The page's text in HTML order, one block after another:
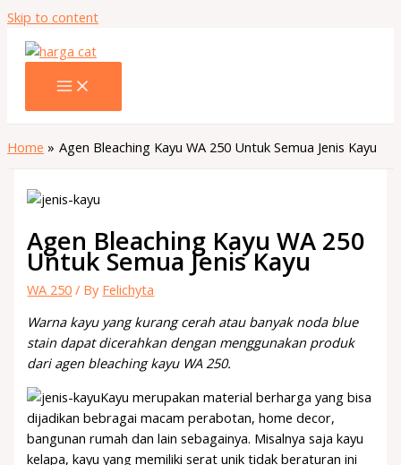
Skip to content
Home Agen Bleaching Kayu WA 250 Untuk Semua Jenis Kayu
Agen Bleaching Kayu WA 250
Untuk Semua Jenis Kayu
WA 250 / By Felichyta
Warna kayu yang kurang cerah atau banyak noda blue
stain dapat dicerahkan dengan menggunakan produk
dari agen bleaching kayu WA 250.
Kayu merupakan material berharga yang bisa
dijadikan bebragai macam perabotan, home decor,
bangunan rumah dan lain sebagainya. Misalnya saja kayu
kelapa, kayu yang memiliki serat unik tidak beraturan ini